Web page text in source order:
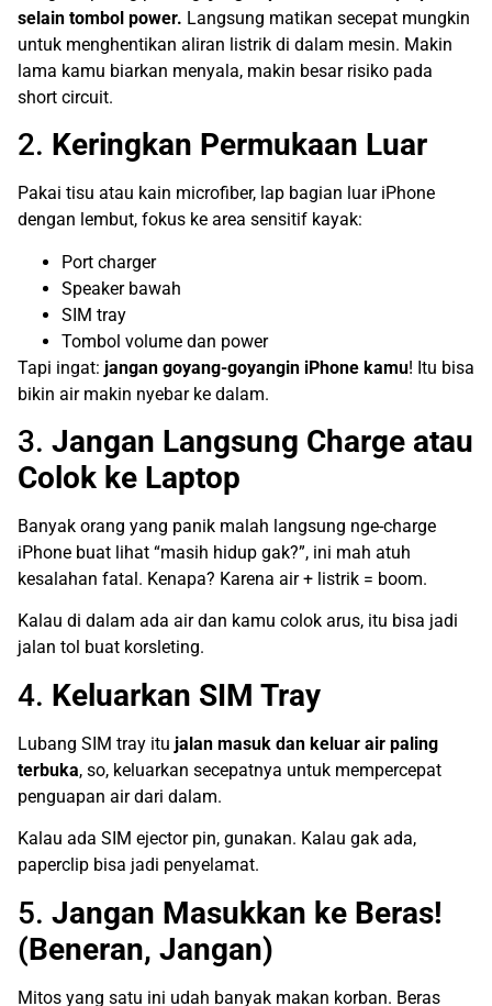
selain tombol power. Langsung matikan secepat mungkin
untuk menghentikan aliran listrik di dalam mesin. Makin
lama kamu biarkan menyala, makin besar risiko pada
short circuit.
2. Keringkan Permukaan Luar
Pakai tisu atau kain microfiber, lap bagian luar iPhone
dengan lembut, fokus ke area sensitif kayak:
Port charger
Speaker bawah
SIM tray
Tombol volume dan power
Tapi ingat: jangan goyang-goyangin iPhone kamu! Itu bisa
bikin air makin nyebar ke dalam.
3. Jangan Langsung Charge atau
Colok ke Laptop
Banyak orang yang panik malah langsung nge-charge
iPhone buat lihat “masih hidup gak?”, ini mah atuh
kesalahan fatal. Kenapa? Karena air + listrik = boom.
Kalau di dalam ada air dan kamu colok arus, itu bisa jadi
jalan tol buat korsleting.
4. Keluarkan SIM Tray
Lubang SIM tray itu jalan masuk dan keluar air paling
terbuka, so, keluarkan secepatnya untuk mempercepat
penguapan air dari dalam.
Kalau ada SIM ejector pin, gunakan. Kalau gak ada,
paperclip bisa jadi penyelamat.
5. Jangan Masukkan ke Beras!
(Beneran, Jangan)
Mitos yang satu ini udah banyak makan korban. Beras